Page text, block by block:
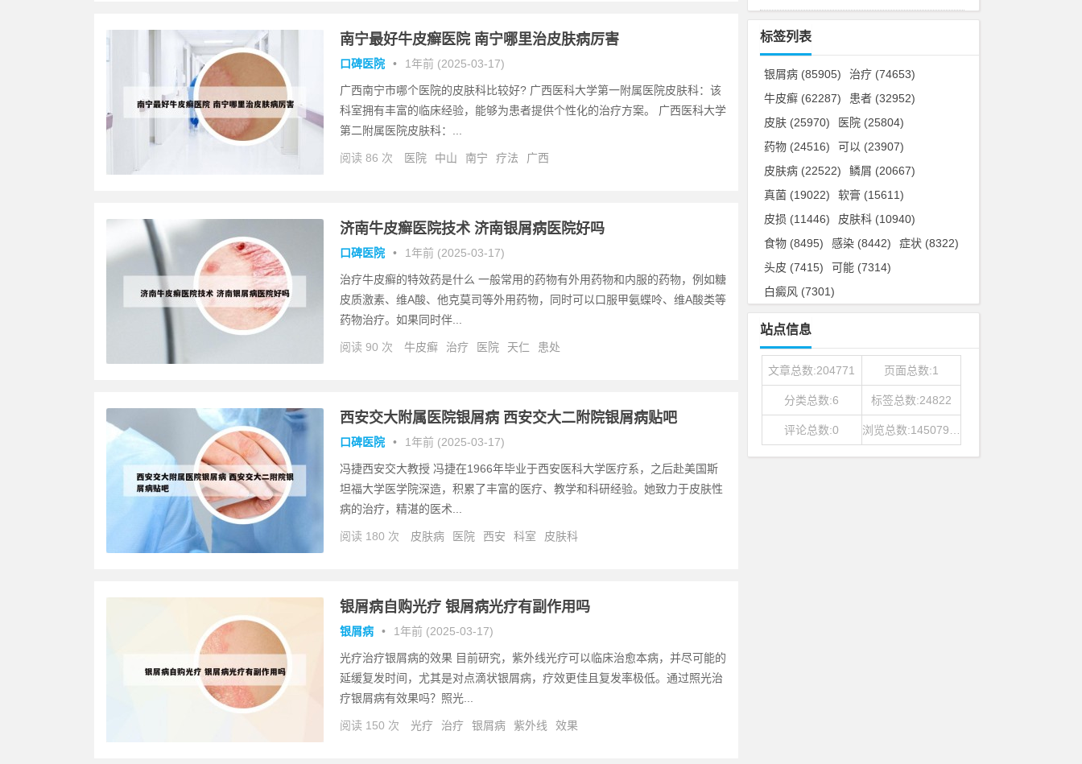
南宁最好牛皮癣医院 南宁哪里治皮肤病厉害
口碑医院 • 1年前 (2025-03-17)
广西南宁市哪个医院的皮肤科比较好? 广西医科大学第一附属医院皮肤科：该
科室拥有丰富的临床经验，能够为患者提供个性化的治疗方案。 广西医科大学
第二附属医院皮肤科：...
阅读 86 次 医院 中山 南宁 疗法 广西
济南牛皮癣医院技术 济南银屑病医院好吗
口碑医院 • 1年前 (2025-03-17)
治疗牛皮癣的特效药是什么 一般常用的药物有外用药物和内服的药物，例如糖
皮质激素、维A酸、他克莫司等外用药物，同时可以口服甲氨蝶呤、维A酸类等
药物治疗。如果同时伴...
阅读 90 次 牛皮癣 治疗 医院 天仁 患处
西安交大附属医院银屑病 西安交大二附院银屑病贴吧
口碑医院 • 1年前 (2025-03-17)
冯捷西安交大教授 冯捷在1966年毕业于西安医科大学医疗系，之后赴美国斯
坦福大学医学院深造，积累了丰富的医疗、教学和科研经验。她致力于皮肤性
病的治疗，精湛的医术...
阅读 180 次 皮肤病 医院 西安 科室 皮肤科
银屑病自购光疗 银屑病光疗有副作用吗
银屑病 • 1年前 (2025-03-17)
光疗治疗银屑病的效果 目前研究，紫外线光疗可以临床治愈本病，并尽可能的
延缓复发时间，尤其是对点滴状银屑病，疗效更佳且复发率极低。通过照光治
疗银屑病有效果吗？照光...
阅读 150 次 光疗 治疗 银屑病 紫外线 效果
标签列表
银屑病 (85905) 治疗 (74653)
牛皮癣 (62287) 患者 (32952)
皮肤 (25970) 医院 (25804)
药物 (24516) 可以 (23907)
皮肤病 (22522) 鳞屑 (20667)
真菌 (19022) 软膏 (15611)
皮损 (11446) 皮肤科 (10940)
食物 (8495) 感染 (8442) 症状 (8322)
头皮 (7415) 可能 (7314)
白癜风 (7301)
站点信息
文章总数:204771 页面总数:1
分类总数:6 标签总数:24822
评论总数:0